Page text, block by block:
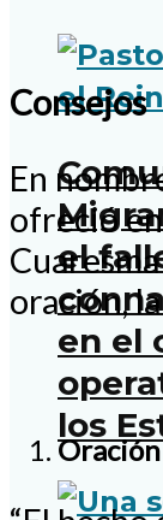
el
en el
los
Consejos
En
ofreció
oración,
Oración